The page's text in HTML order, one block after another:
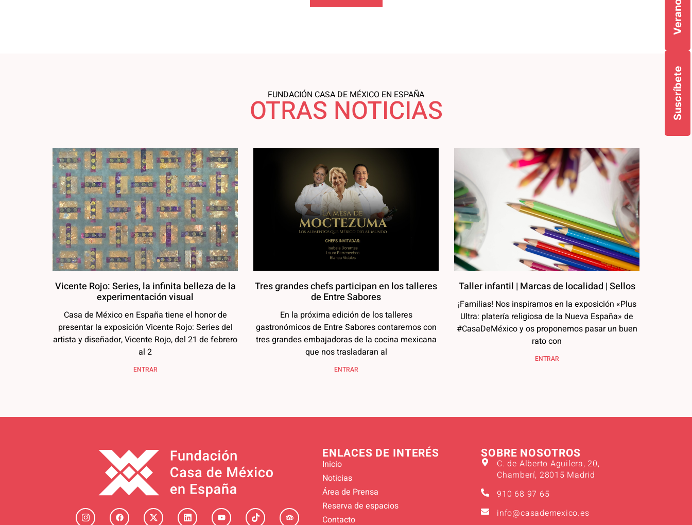
Suscríbete
FUNDACIÓN CASA DE MÉXICO EN ESPAÑA
OTRAS NOTICIAS
Vicente Rojo: Series, la infinita belleza de la
experimentación visual
Casa de México en España tiene el honor de
presentar la exposición Vicente Rojo: Series del
artista y diseñador, Vicente Rojo, del 21 de febrero
al 2
ENTRAR
Tres grandes chefs participan en los talleres
de Entre Sabores
En la próxima edición de los talleres
gastronómicos de Entre Sabores contaremos con
tres grandes embajadoras de la cocina mexicana
que nos trasladaran al
ENTRAR
Taller infantil | Marcas de localidad | Sellos
¡Familias! Nos inspiramos en la exposición «Plus
Ultra: platería religiosa de la Nueva España» de
#CasaDeMéxico y os proponemos pasar un buen
rato con
ENTRAR
ENLACES DE INTERÉS
Inicio
Noticias
Área de Prensa
Reserva de espacios
Contacto
SOBRE NOSOTROS
C. de Alberto Aguilera, 20,
Chamberí, 28015 Madrid
910 68 97 65
info@casademexico.es